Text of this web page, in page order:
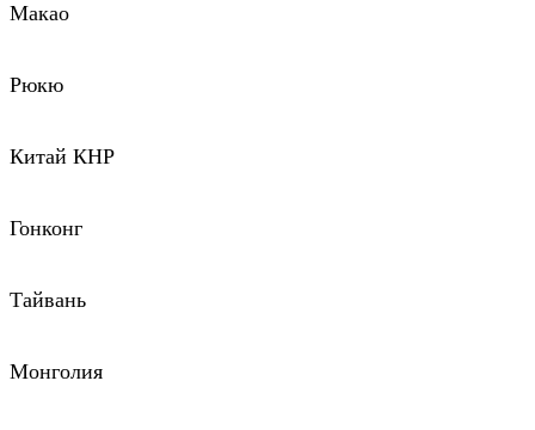
Макао
Рюкю
Китай КНР
Гонконг
Тайвань
Монголия